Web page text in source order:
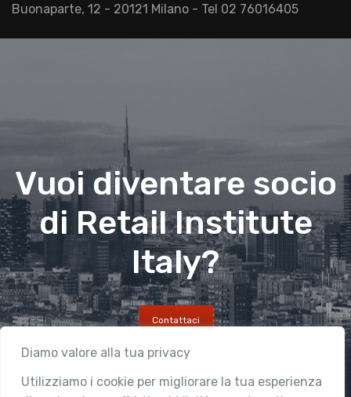
Diamo valore alla tua privacy
Utilizziamo i cookie per migliorare la tua esperienza
Buonaparte, 12 - 20121 Milano - Tel 02 76016405
Vuoi diventare socio
di Retail Institute
Italy?
Contattaci